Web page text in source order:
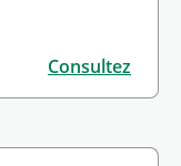
Consultez